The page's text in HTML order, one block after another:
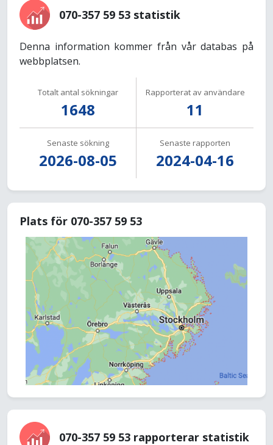
070-357 59 53 statistik
Denna information kommer från vår databas på
webbplatsen.
Totalt antal sökningar
1648
Rapporterat av användare
11
Senaste sökning
2026-08-05
Senaste rapporten
2024-04-16
Plats för 070-357 59 53
070-357 59 53 rapporterar statistik